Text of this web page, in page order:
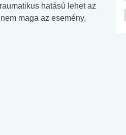
hatású lehet az
maga az esemény,